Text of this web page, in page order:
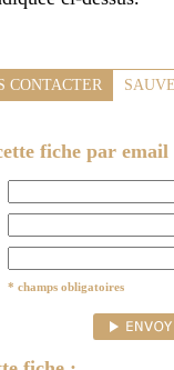
CONTACTER
fiche par email
* champs obligatoires